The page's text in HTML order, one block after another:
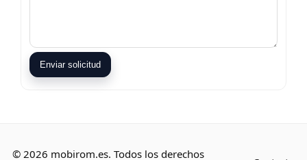
Enviar solicitud
© 2026 mobirom.es. Todos los derechos